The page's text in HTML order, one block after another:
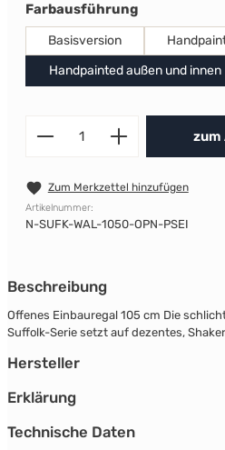
Farbausführungauswählen
Basisversion
Handpainted außen und innen
Produkt
Zum Merkzettel hinzufügen
Artikelnummer:
N-SUFK-WAL-1050-OPN-PSEI
Beschreibung
Offenes Einbauregal 105 cm Die
Suffolk-Serie setzt auf dezentes,
Hersteller
Erklärung
Technische Daten